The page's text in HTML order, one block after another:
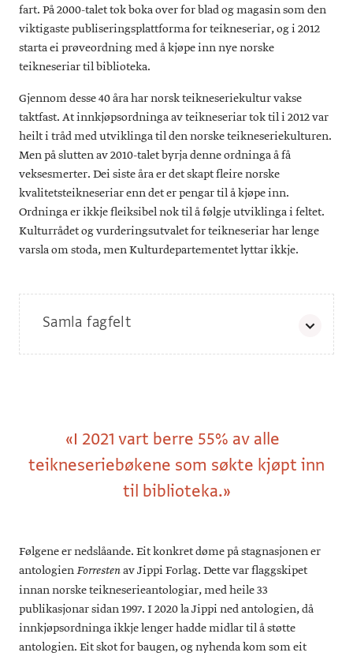
fart. På 2000-talet tok boka over for blad og magasin som den
viktigaste publiseringsplattforma for teikneseriar, og i 2012
starta ei prøveordning med å kjøpe inn nye norske
teikneseriar til biblioteka.
Gjennom desse 40 åra har norsk teikneseriekultur vakse
taktfast. At innkjøpsordninga av teikneseriar tok til i 2012 var
heilt i tråd med utviklinga til den norske teikneseriekulturen.
Men på slutten av 2010-talet byrja denne ordninga å få
veksesmerter. Dei siste åra er det skapt fleire norske
kvalitetsteikneseriar enn det er pengar til å kjøpe inn.
Ordninga er ikkje fleiksibel nok til å følgje utviklinga i feltet.
Kulturrådet og vurderingsutvalet for teikneseriar har lenge
varsla om stoda, men Kulturdepartementet lyttar ikkje.
Samla fagfelt
Et samla fagfelt skreiv 07. oktober eit innlegg iMorgenbladet
Forleggerforening,Foreningen !les ,Forfatterforbundet
Grafill
Leser søker bok
Norsk
Bibliotekforening,Norsk faglitterær forfatter- og
oversetterforening, Norsk Oversetterforening
Barne- og Ungdomsbokforfattere,Norske Billedkunstnere
«I 2021 vart berre 55% av alle
teikneseriebøkene som søkte kjøpt inn
til biblioteka.»
Følgene er nedslåande. Eit konkret døme på stagnasjonen er
antologienForrestenav Jippi Forlag. Dette var flaggskipet
innan norske teikneserieantologiar, med heile 33
publikasjonar sidan 1997. I 2020 la Jippi ned antologien, då
innkjøpsordninga ikkje lenger hadde midlar til å støtte
antologien. Eit skot for baugen, og nyhenda kom som eit